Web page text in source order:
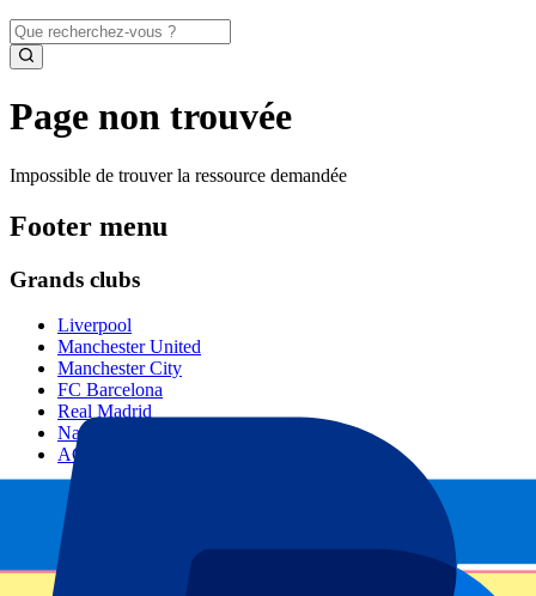
Page non trouvée
Impossible de trouver la ressource demandée
Footer menu
Grands clubs
Liverpool
Manchester United
Manchester City
FC Barcelona
Real Madrid
Napoli
AC Milan
Événements populaires
GP Espagne